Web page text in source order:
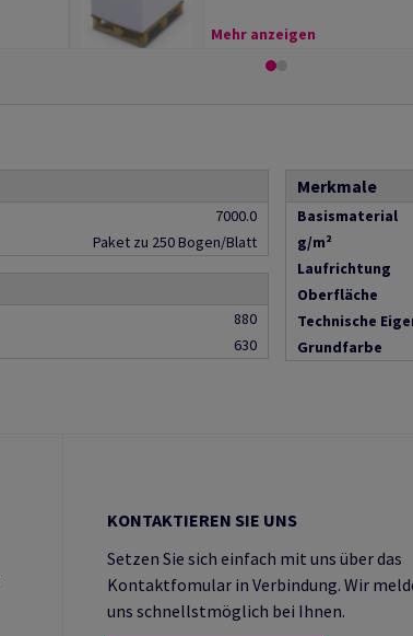
Mehr anzeigen
7000.0
Paket zu 250 Bogen/Blatt
880
630
Merkmale
Basismaterial
g/m²
Laufrichtung
Oberfläche
Technische
Grundfarbe
KONTAKTIEREN SIE UNS
Setzen Sie sich einfach mit uns über das
Kontaktfomular in Verbindung. Wir
uns schnellstmöglich bei Ihnen.